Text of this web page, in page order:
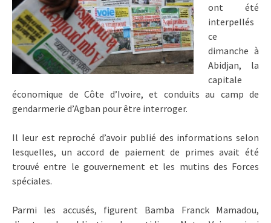
ont été
interpellés
ce
dimanche à
Abidjan, la
capitale
économique de Côte d’Ivoire, et conduits au camp de
gendarmerie d’Agban pour être interroger.
Il leur est reproché d’avoir publié des informations selon
lesquelles, un accord de paiement de primes avait été
trouvé entre le gouvernement et les mutins des Forces
spéciales.
Parmi les accusés, figurent Bamba Franck Mamadou,